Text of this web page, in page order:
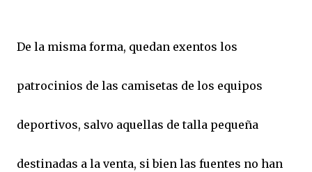
De la misma forma, quedan exentos los
patrocinios de las camisetas de los equipos
deportivos, salvo aquellas de talla pequeña
destinadas a la venta, si bien las fuentes no han